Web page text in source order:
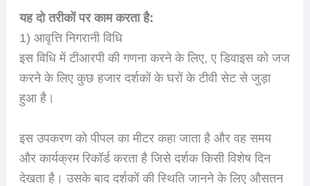
यह दो तरीकों पर काम करता है:
1) आवृत्ति निगरानी विधि
इस विधि में टीआरपी की गणना करने के लिए, ए डिवाइस को जज
करने के लिए कुछ हजार दर्शकों के घरों के टीवी सेट से जुड़ा
हुआ है।
इस उपकरण को पीपल का मीटर कहा जाता है और वह समय
और कार्यक्रम रिकॉर्ड करता है जिसे दर्शक किसी विशेष दिन
देखता है। उसके बाद दर्शकों की स्थिति जानने के लिए औसतन